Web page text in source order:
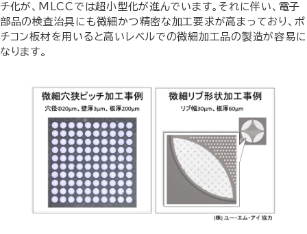
チ化が、MLCCでは超小型化が進んでいます。それに伴い、電子
部品の検査治具にも微細かつ精密な加工要求が高まっており、ポ
チコン板材を用いると高いレベルでの微細加工品の製造が容易に
なります。